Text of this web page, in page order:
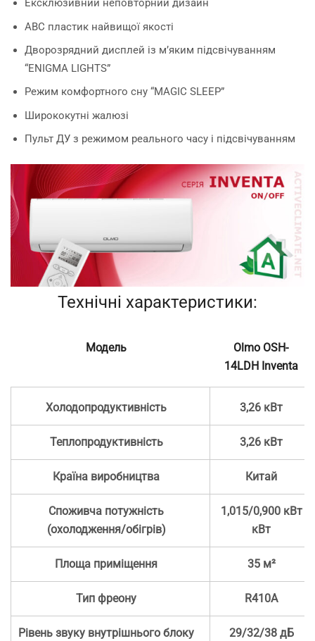
Ексклюзивний неповторний дизайн
ABC пластик найвищої якості
Дворозрядний дисплей із м’яким підсвічуванням
“ENIGMA LIGHTS”
Режим комфортного сну “MAGIC SLEEP”
Ширококутні жалюзі
Пульт ДУ з режимом реального часу і підсвічуванням
Технічні характеристики:
Модель
Olmo OSH-
14LDH Inventa
Холодопродуктивність 3,26 кВт
Теплопродуктивність 3,26 кВт
Країна виробництва Китай
Споживча потужність
(охолодження/обігрів)
1,015/0,900 кВт
кВт
Площа приміщення 35 м²
Тип фреону R410А
Рівень звуку внутрішнього блоку 29/32/38 дБ